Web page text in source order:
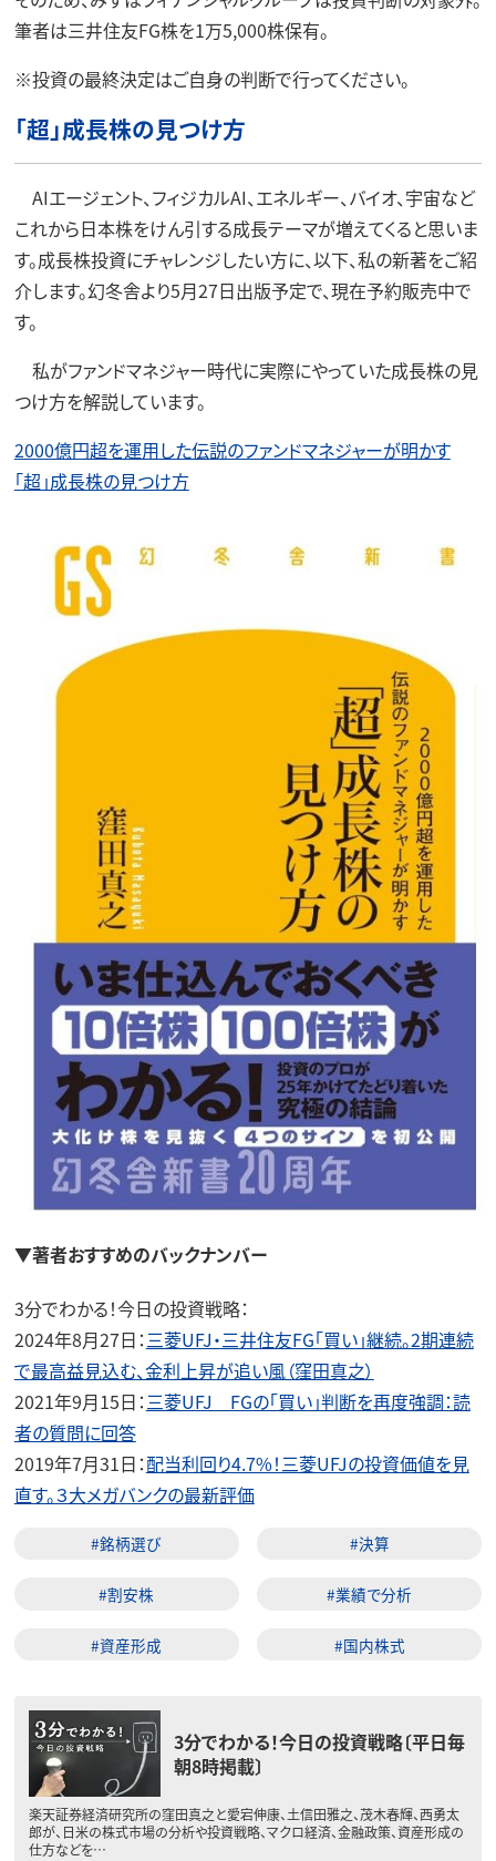
筆者は三井住友FG株を1万5,000株保有。
※投資の最終決定はご自身の判断で行ってください。
「超」成長株の見つけ方
AIエージェント、フィジカルAI、エネルギー、バイオ、宇宙など
これから日本株をけん引する成長テーマが増えてくると思いま
す。成長株投資にチャレンジしたい方に、以下、私の新著をご紹
介します。幻冬舎より5月27日出版予定で、現在予約販売中で
す。
私がファンドマネジャー時代に実際にやっていた成長株の見
つけ方を解説しています。
2000億円超を運用した伝説のファンドマネジャーが明かす
「超」成長株の見つけ方
▼著者おすすめのバックナンバー
3分でわかる！今日の投資戦略：
2024年8月27日： 三菱UFJ・三井住友FG「買い」継続。2期連続
で最高益見込む、金利上昇が追い風（窪田真之）
2021年9月15日： 三菱UFJ FGの「買い」判断を再度強調：読
者の質問に回答
2019年7月31日：配当利回り4.7%！三菱UFJの投資価値を見
直す。３大メガバンクの最新評価
#銘柄選び #決算
#割安株 #業績で分析
#資産形成 #国内株式
3分でわかる！今日の投資戦略〔平日毎
朝8時掲載〕
楽天証券経済研究所の窪田真之と愛宕伸康、土信田雅之、茂木春輝、西勇太
郎が、日米の株式市場の分析や投資戦略、マクロ経済、金融政策、資産形成の
仕方などを…